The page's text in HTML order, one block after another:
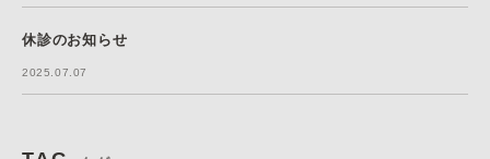
休診のお知らせ
2025.07.07